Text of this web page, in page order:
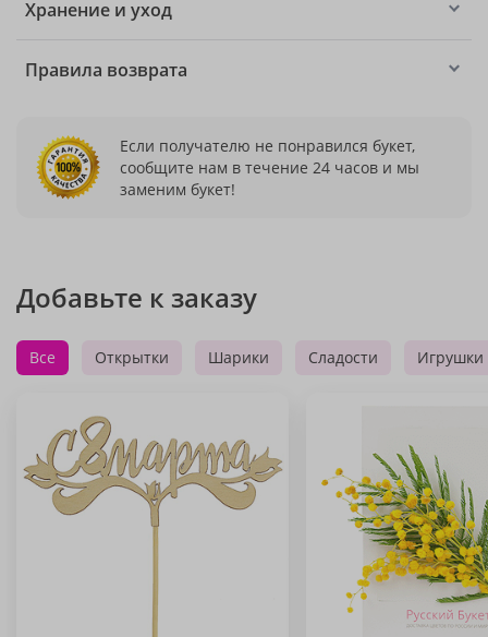
Хранение и уход
Правила возврата
Если получателю не понравился букет,
сообщите нам в течение 24 часов и мы
заменим букет!
Добавьте к заказу
Все Открытки Шарики Сладости Игрушки